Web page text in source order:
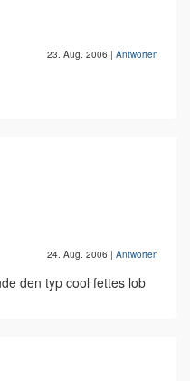
23. Aug. 2006 | Antworten
24. Aug. 2006 | Antworten
den typ cool fettes lob